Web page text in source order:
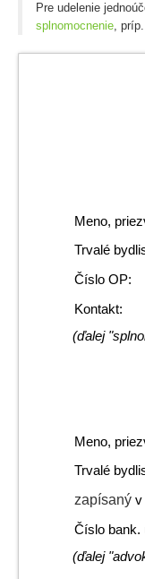
Pre udelenie
splnomocnenie,
Meno,
Trvalé
Číslo OP:
Kontakt:
(ďalej
Meno,
Trvalé
zapísaný v
Číslo bank.
(ďalej